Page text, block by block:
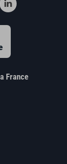
France